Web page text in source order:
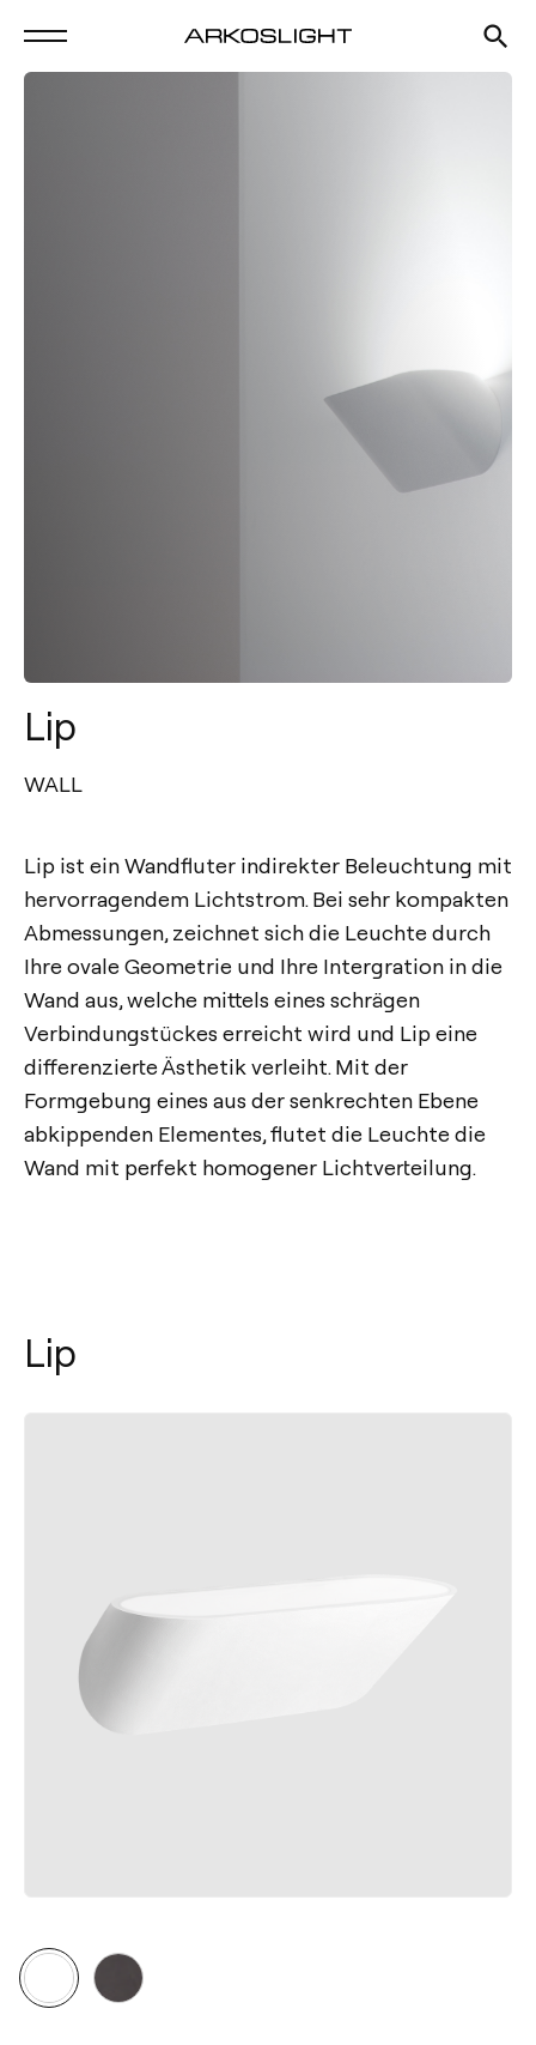
Lip
WALL
Lip ist ein Wandfluter indirekter Beleuchtung mit
hervorragendem Lichtstrom. Bei sehr kompakten
Abmessungen, zeichnet sich die Leuchte durch
Ihre ovale Geometrie und Ihre Intergration in die
Wand aus, welche mittels eines schrägen
Verbindungstückes erreicht wird und Lip eine
differenzierte Ästhetik verleiht. Mit der
Formgebung eines aus der senkrechten Ebene
abkippenden Elementes, flutet die Leuchte die
Wand mit perfekt homogener Lichtverteilung.
Lip